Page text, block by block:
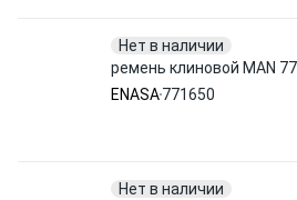
Нет в наличии
ремень клиновой MAN
ENASA771650
Нет в наличии